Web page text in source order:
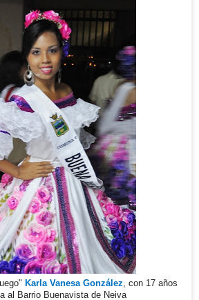
Karla Vanesa González , con 17 años
al Barrio Buenavista de Neiva